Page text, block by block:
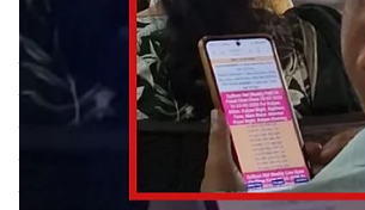
r
Sawantwadi News, 22 May:राजकीय
सरकारी अधिकारी अनेकदा महत्त्वाच्या
घालून बसल्याचे व्हिडिओ समोर येत असतात.
प्रकरणांमध्ये संबंधित नेत्यांना, अधिकाऱ्यांना
हाताळणं किंवा मोबाईलमध्ये किंवा गेम खेळणं
उदाहरणं यापूर्वी घडली आहेत.